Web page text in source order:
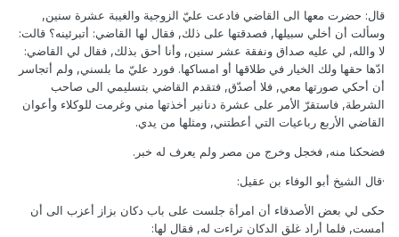
قال: حضرت معها الى القاضي فادعت عليّ الزوجية والغيبة عشرة سنين,
وسألت أن أخلي سبيلها, فصدقتها على ذلك, فقال لها القاضي: أتبرئينه؟ قالت:
لا والله, لي عليه صداق ونفقة عشر سنين, وأنا أحق بذلك, فقال لي القاضي:
ادّها حقها ولك الخيار في طلاقها أو امساكها. فورد عليّ ما بلسني, ولم أتجاسر
أن أحكي صورتها معي, فلا أصدّق, فتقدم القاضي بتسليمي الى صاحب
الشرطة, فاستقرّ الأمر على عشرة دنانير أخذتها مني وغرمت للوكلاء وأعوان
القاضي الأربع رباعيات التي أعطتني, ومثلها من يدي.
فضحكنا منه, فخجل وخرج من مصر ولم يعرف له خبر.
·قال الشيخ أبو الوفاء بن عقيل:
حكى لي بعض الأصدقاء أن امرأة جلست على باب دكان بزاز أعزب الى أن
أمست, فلما أراد غلق الدكان تراءت له, فقال لها: